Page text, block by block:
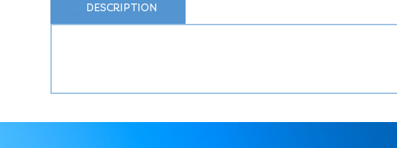
DESCRIPTION